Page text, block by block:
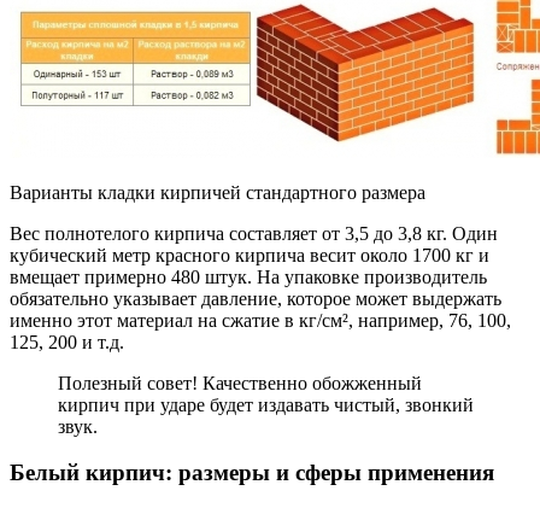
Варианты кладки кирпичей стандартного размера
Вес полнотелого кирпича составляет от 3,5 до 3,8 кг. Один
кубический метр красного кирпича весит около 1700 кг и
вмещает примерно 480 штук. На упаковке производитель
обязательно указывает давление, которое может выдержать
именно этот материал на сжатие в кг/см², например, 76, 100,
125, 200 и т.д.
Полезный совет! Качественно обожженный
кирпич при ударе будет издавать чистый, звонкий
звук.
Белый кирпич: размеры и сферы применения